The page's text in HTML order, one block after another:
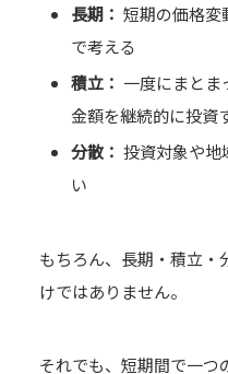
長期： 短期の価格変
で考える
積立： 一度にまとま
金額を継続的に投資
分散： 投資対象や地
い
もちろん、長期・積立・
けではありません。
それでも、短期間で一つ